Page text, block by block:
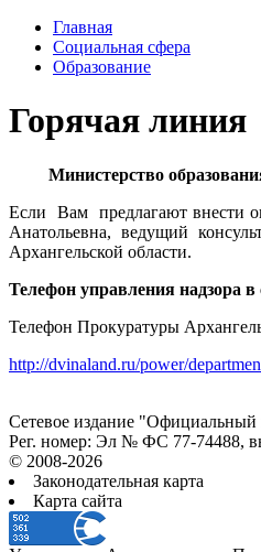
Главная
Социальная сфера
Образование
Горячая линия
Министерство
Если Вам предлагают внести
Анатольевна, ведущий
Архангельской области.
Телефон управления надзора в
Телефон Прокуратуры
http://dvinaland.ru/power/
Сетевое издание "Официальный
Рег. номер: Эл № ФС 77-74488,
© 2008-2026
Законодательная карта
Карта сайта